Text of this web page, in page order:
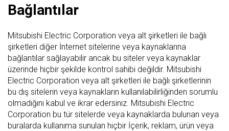
Bağlantılar
Mitsubishi Electric Corporation veya alt şirketleri ile bağlı
şirketleri diğer İnternet sitelerine veya kaynaklarına
bağlantılar sağlayabilir ancak bu siteler veya kaynaklar
üzerinde hiçbir şekilde kontrol sahibi değildir. Mitsubishi
Electric Corporation veya alt şirketleri ile bağlı şirketlerinin
bu dış sitelerin veya kaynakların kullanılabilirliğinden sorumlu
olmadığını kabul ve ikrar edersiniz. Mitsubishi Electric
Corporation bu tür sitelerde veya kaynaklarda bulunan veya
buralarda kullanıma sunulan hiçbir İçerik, reklam, ürün veya